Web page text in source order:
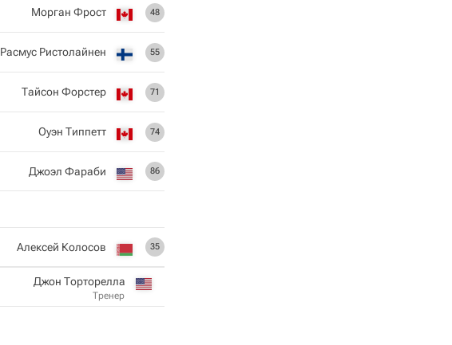
48
Морган Фрост
55
Расмус Ристолайнен
71
Тайсон Форстер
74
Оуэн Типпетт
86
Джоэл Фараби
35
Алексей Колосов
Джон Торторелла
Тренер